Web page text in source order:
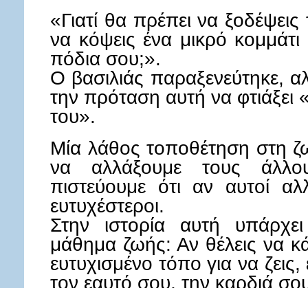
«Γιατί θα πρέπει να
να κόψεις ένα μικρό
πόδια σου;».
Ο βασιλιάς παραξενεύτηκε,
την πρόταση αυτή να φτιάξει
του».
Μία λάθος τοποθέτηση στη
να αλλάξουμε τους
πιστεύουμε ότι αν αυτοί
ευτυχέστεροι.
Στην ιστορία αυτή
μάθημα ζωής: Αν θέλεις να
ευτυχισμένο τόπο για να ζεις,
τον εαυτό σου, την καρδιά